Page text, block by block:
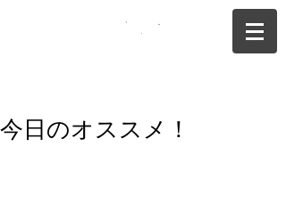
今日のオススメ！